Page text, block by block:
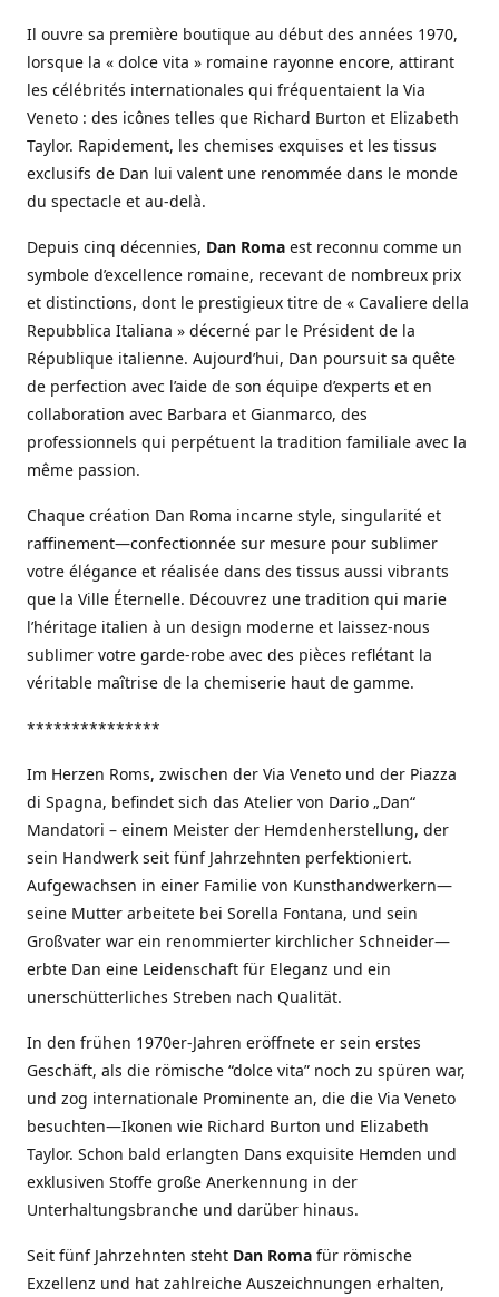
Il ouvre sa première boutique au début des années 1970,
lorsque la « dolce vita » romaine rayonne encore, attirant
les célébrités internationales qui fréquentaient la Via
Veneto : des icônes telles que Richard Burton et Elizabeth
Taylor. Rapidement, les chemises exquises et les tissus
exclusifs de Dan lui valent une renommée dans le monde
du spectacle et au-delà.
Depuis cinq décennies, Dan Roma est reconnu comme un
symbole d’excellence romaine, recevant de nombreux prix
et distinctions, dont le prestigieux titre de « Cavaliere della
Repubblica Italiana » décerné par le Président de la
République italienne. Aujourd’hui, Dan poursuit sa quête
de perfection avec l’aide de son équipe d’experts et en
collaboration avec Barbara et Gianmarco, des
professionnels qui perpétuent la tradition familiale avec la
même passion.
Chaque création Dan Roma incarne style, singularité et
raffinement—confectionnée sur mesure pour sublimer
votre élégance et réalisée dans des tissus aussi vibrants
que la Ville Éternelle. Découvrez une tradition qui marie
l’héritage italien à un design moderne et laissez-nous
sublimer votre garde-robe avec des pièces reflétant la
véritable maîtrise de la chemiserie haut de gamme.
***************
Im Herzen Roms, zwischen der Via Veneto und der Piazza
di Spagna, befindet sich das Atelier von Dario „Dan“
Mandatori – einem Meister der Hemdenherstellung, der
sein Handwerk seit fünf Jahrzehnten perfektioniert.
Aufgewachsen in einer Familie von Kunsthandwerkern—
seine Mutter arbeitete bei Sorella Fontana, und sein
Großvater war ein renommierter kirchlicher Schneider—
erbte Dan eine Leidenschaft für Eleganz und ein
unerschütterliches Streben nach Qualität.
In den frühen 1970er-Jahren eröffnete er sein erstes
Geschäft, als die römische “dolce vita” noch zu spüren war,
und zog internationale Prominente an, die die Via Veneto
besuchten—Ikonen wie Richard Burton und Elizabeth
Taylor. Schon bald erlangten Dans exquisite Hemden und
exklusiven Stoffe große Anerkennung in der
Unterhaltungsbranche und darüber hinaus.
Seit fünf Jahrzehnten steht Dan Roma für römische
Exzellenz und hat zahlreiche Auszeichnungen erhalten,